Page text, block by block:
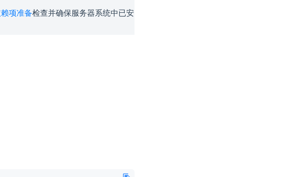
项准备检查并确保服务器系统中已安